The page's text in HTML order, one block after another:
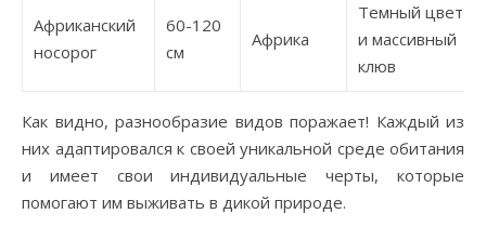
Африканский
носорог
60-120
см
Африка
Темный цвет
и массивный
клюв
Как видно, разнообразие видов поражает! Каждый из
них адаптировался к своей уникальной среде обитания
и имеет свои индивидуальные черты, которые
помогают им выживать в дикой природе.